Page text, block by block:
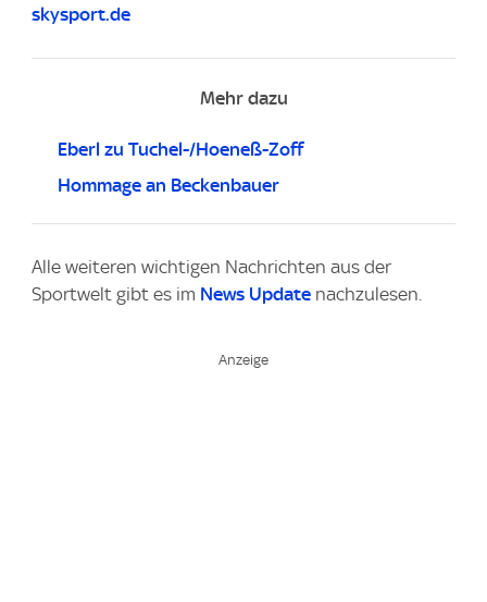
skysport.de
Mehr dazu
Eberl zu Tuchel-/Hoeneß-Zoff
Hommage an Beckenbauer
Alle weiteren wichtigen Nachrichten aus der
Sportwelt gibt es im News Update nachzulesen.